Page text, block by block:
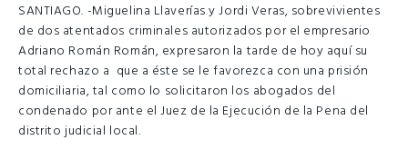
SANTIAGO. -Miguelina Llaverías y Jordi Veras, sobrevivientes
de dos atentados criminales autorizados por el empresario
Adriano Román Román, expresaron la tarde de hoy aquí su
total rechazo a que a éste se le favorezca con una prisión
domiciliaria, tal como lo solicitaron los abogados del
condenado por ante el Juez de la Ejecución de la Pena del
distrito judicial local.